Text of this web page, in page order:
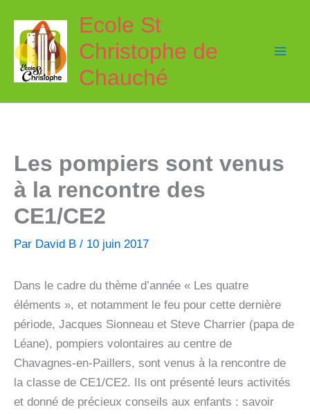
contenu
Ecole St
Christophe de
Chauché
Les pompiers sont venus
à la rencontre des
CE1/CE2
Par David B / 10 juin 2017
Dans le cadre du thème d’année « Les quatre
éléments », et notamment le feu pour cette dernière
période, Jacques Sionneau et Steve Charrier (papa de
Léane), pompiers volontaires au centre de
Chavagnes-en-Paillers, sont venus à la rencontre de
la classe de CE1/CE2. Ils ont présenté leurs activités
et donné de précieux conseils aux enfants : savoir